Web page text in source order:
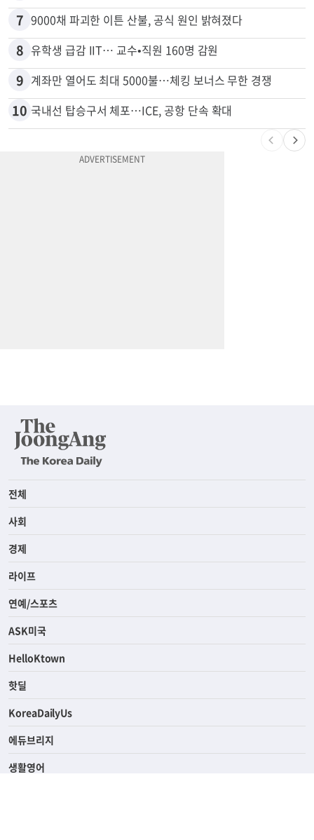
7 9000채 파괴한 이튼 산불, 공식 원인 밝혀졌다
8 유학생 급감 IIT… 교수•직원 160명 감원
9 계좌만 열어도 최대 5000불…체킹 보너스 무한 경쟁
10 국내선 탑승구서 체포…ICE, 공항 단속 확대
전체
사회
경제
라이프
연예/스포츠
ASK미국
HelloKtown
핫딜
KoreaDailyUs
에듀브리지
생활영어